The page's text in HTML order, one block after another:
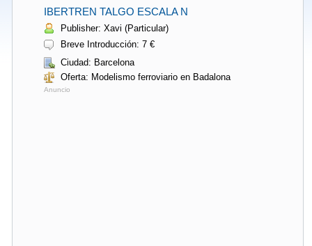
IBERTREN TALGO ESCALA N
Publisher: Xavi (Particular)
Breve Introducción: 7 €
Ciudad: Barcelona
Oferta: Modelismo ferroviario en Badalona
Anuncio